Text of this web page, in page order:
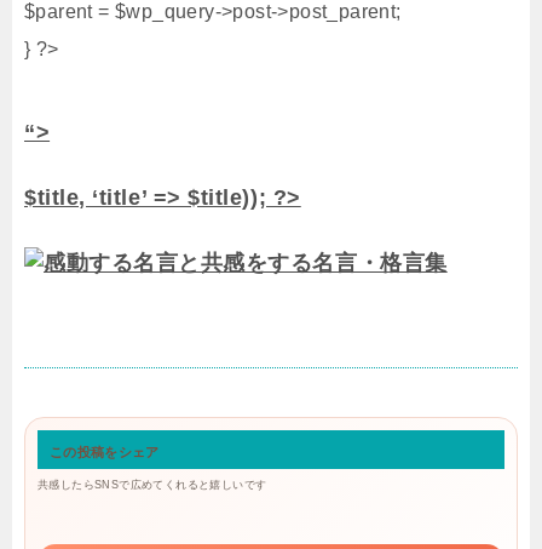
$parent = $wp_query->post->post_parent;
} ?>
“>
$title, ‘title’ => $title)); ?>
この投稿をシェア
共感したらSNSで広めてくれると嬉しいです